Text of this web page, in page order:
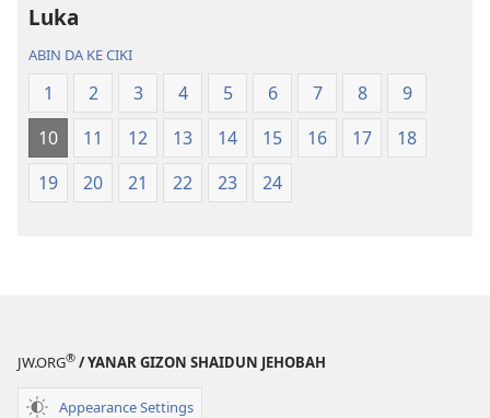
2013)2013)
Luka
ABIN DA KE CIKI
1 2 3 4 5 6 7 8
9
10
11 12 13 14 15 16 17
18
19
20 21 22 23 24
JW.ORG® / YANAR GIZON SHAIDUN JEHOBAH
Appearance Settings